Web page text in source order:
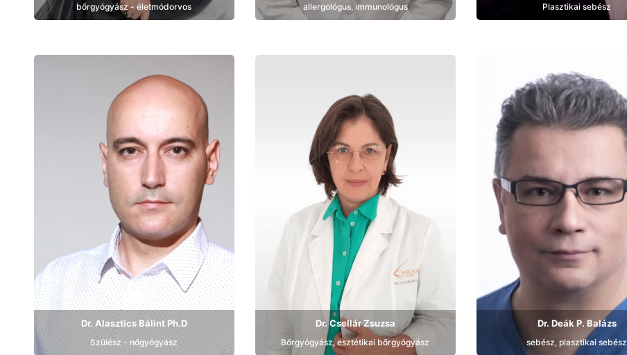
bőrgyógyász - életmódorvos
allergológus, immunológus
Plasztikai sebész
Dr. Alasztics Bálint Ph.D
Szülész - nőgyógyász
Dr. Csellár Zsuzsa
Bőrgyógyász, esztétikai bőrgyógyász
Dr. Deák P. Balázs
sebész, plasztikai sebész